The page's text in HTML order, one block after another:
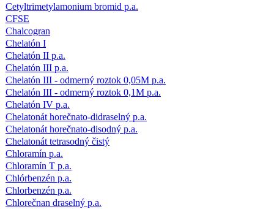
Cetyltrimetylamonium bromid p.a.
CFSE
Chalcogran
Chelatón I
Chelatón II p.a.
Chelatón III p.a.
Chelatón III - odmerný roztok 0,05M p.a.
Chelatón III - odmerný roztok 0,1M p.a.
Chelatón IV p.a.
Chelatonát horečnato-didraselný p.a.
Chelatonát horečnato-disodný p.a.
Chelatonát tetrasodný čistý
Chloramín p.a.
Chloramín T p.a.
Chlórbenzén p.a.
Chlorbenzén p.a.
Chlorečnan draselný p.a.